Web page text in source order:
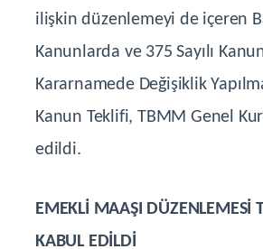
ilişkin düzenlemeyi de içeren
Kanunlarda ve 375 Sayılı
Kararnamede Değişiklik
Kanun Teklifi, TBMM Genel
edildi.
EMEKLİ MAAŞI DÜZENLEMESİ
KABUL EDİLDİ